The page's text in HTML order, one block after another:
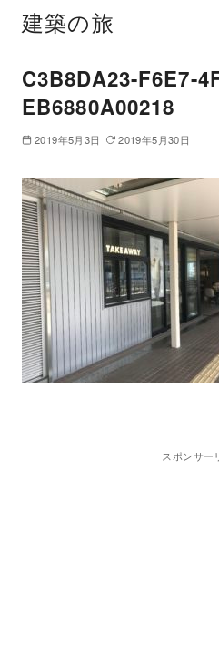
建築の旅
C3B8DA23-F6E7-
EB6880A00218
2019年5月3日 2019年5月30日
スポンサー